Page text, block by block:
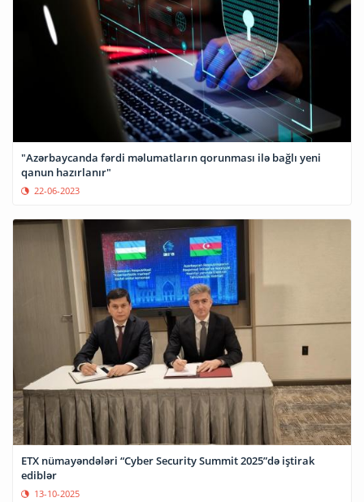
"Azərbaycanda fərdi məlumatların qorunması ilə bağlı yeni
qanun hazırlanır"
22-06-2023
ETX nümayəndələri “Cyber Security Summit 2025”də iştirak
ediblər
13-10-2025